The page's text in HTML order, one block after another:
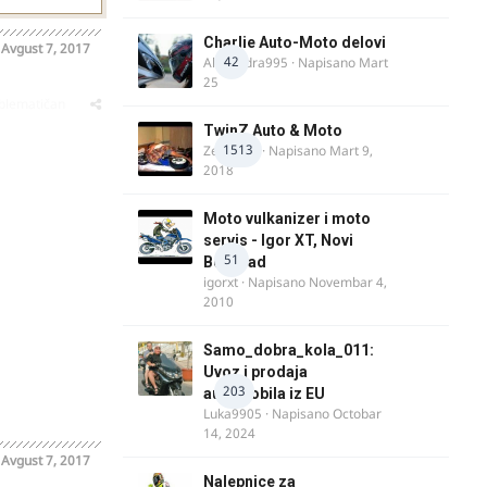
Avgust 7, 2017
Avgust 7, 2017
42
Charlie Auto-Moto delovi
Alexandra995 · Napisano Mart
25
1513
TwinZ Auto & Moto
Zeljkamp · Napisano Mart 9,
2018
51
Moto vulkanizer i moto
servis - Igor XT, Novi
Beograd
igorxt · Napisano Novembar 4,
2010
203
Samo_dobra_kola_011:
Uvoz i prodaja
automobila iz EU
Luka9905 · NapisanoOctobar
14, 2024
Nalepnice za